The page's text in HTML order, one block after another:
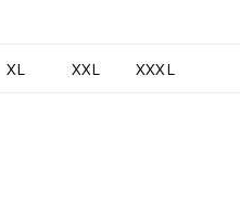
XL XXL XXXL